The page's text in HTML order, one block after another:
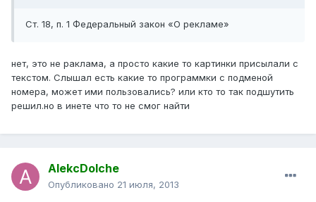
Ст. 18, п. 1 Федеральный закон «О рекламе»
нет, это не раклама, а просто какие то картинки присылали с
текстом. Слышал есть какие то программки с подменой
номера, может ими пользовались? или кто то так подшутить
решил.но в инете что то не смог найти
AlekcDolche
Опубликовано 21 июля, 2013